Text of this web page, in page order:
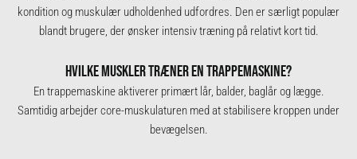
kondition og muskulær udholdenhed udfordres. Den er særligt populær
blandt brugere, der ønsker intensiv træning på relativt kort tid.
HVILKE MUSKLER TRÆNER EN TRAPPEMASKINE?
En trappemaskine aktiverer primært lår, balder, baglår og lægge.
Samtidig arbejder core-muskulaturen med at stabilisere kroppen under
bevægelsen.